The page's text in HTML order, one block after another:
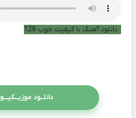
دانلود آهنگ با کیفیت خوب 128
دانلــود موزیــکیـــو